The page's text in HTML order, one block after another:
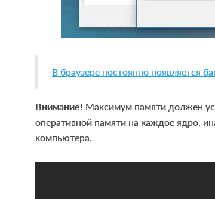
В браузере постоянно появляется
Внимание! Максимум памяти должен
оперативной памяти на каждое ядро,
компьютера.